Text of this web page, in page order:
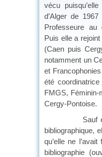
vécu
d’Alger de
Professeure au
Puis elle a
(Caen puis
notamment un
et
été
FMGS, Féminin-
Cergy-Pontoise.
Sauf
bibliographique,
qu’elle ne
bibliographie